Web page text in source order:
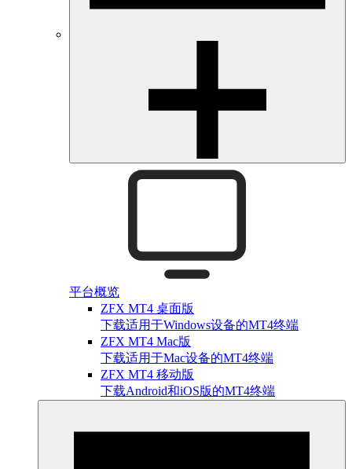
平台概览
ZFX MT4 桌面版
下载适用于Windows设备的MT4终端
ZFX MT4 Mac版
下载适用于Mac设备的MT4终端
ZFX MT4 移动版
下载Android和iOS版的MT4终端